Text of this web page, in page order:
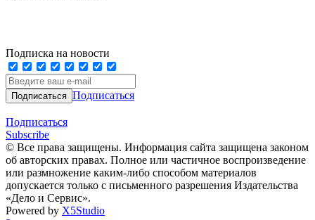
Подписка на новости
Подписаться
Подписаться
Subscribe
© Все права защищены. Информация сайта защищена законом
об авторских правах. Полное или частичное воспроизведение
или размножение каким-либо способом материалов
допускается только с письменного разрешения Издательства
«Дело и Сервис».
Powered by X5Studio